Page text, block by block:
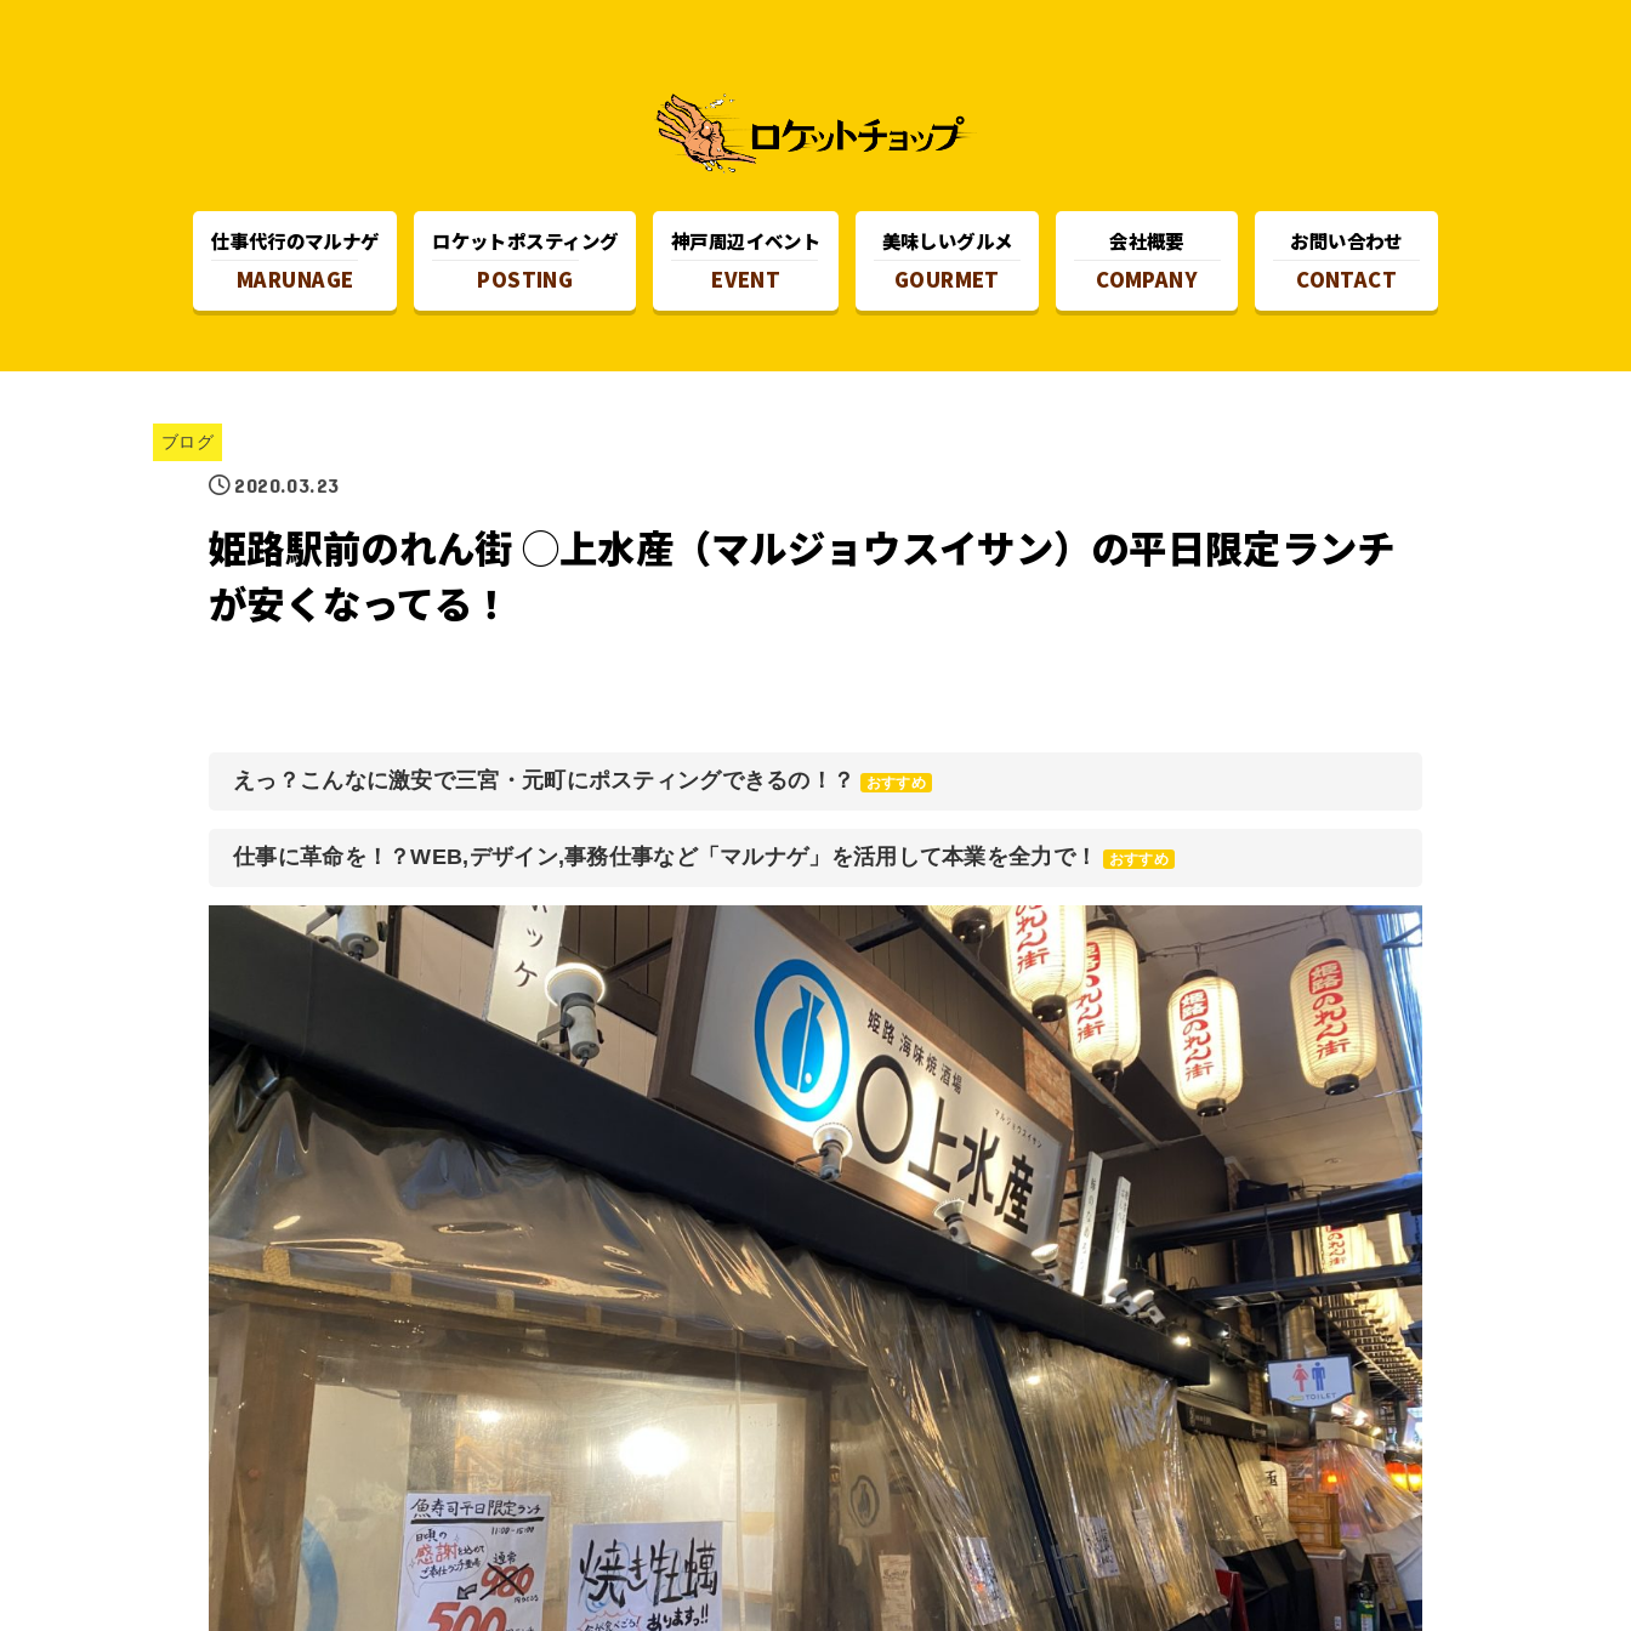
仕事代行のマルナゲ
MARUNAGE
ロケットポスティング
POSTING
神戸周辺イベント
EVENT
美味しいグルメ
GOURMET
会社概要
COMPANY
お問い合わせ
CONTACT
ブログ
2020.03.23
姫路駅前のれん街 ◯上水産（マルジョウスイサン）の平日限定ランチ
が安くなってる！
えっ？こんなに激安で三宮・元町にポスティングできるの！？ おすすめ
仕事に革命を！？WEB,デザイン,事務仕事など「マルナゲ」を活用して本業を全力で！ おすすめ